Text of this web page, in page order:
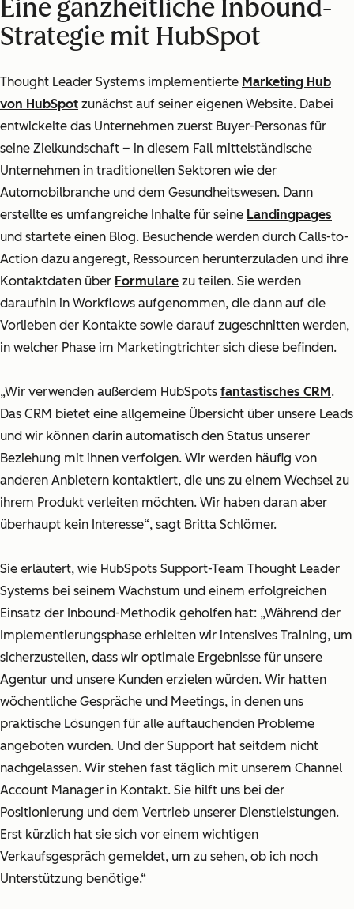
Eine ganzheitliche Inbound-
Strategie mit HubSpot
Thought Leader Systems implementierte Marketing Hub
von HubSpot zunächst auf seiner eigenen Website. Dabei
entwickelte das Unternehmen zuerst Buyer-Personas für
seine Zielkundschaft – in diesem Fall mittelständische
Unternehmen in traditionellen Sektoren wie der
Automobilbranche und dem Gesundheitswesen. Dann
erstellte es umfangreiche Inhalte für seine Landingpages
und startete einen Blog. Besuchende werden durch Calls-to-
Action dazu angeregt, Ressourcen herunterzuladen und ihre
Kontaktdaten über Formulare zu teilen. Sie werden
daraufhin in Workflows aufgenommen, die dann auf die
Vorlieben der Kontakte sowie darauf zugeschnitten werden,
in welcher Phase im Marketingtrichter sich diese befinden.
„Wir verwenden außerdem HubSpots fantastisches CRM .
Das CRM bietet eine allgemeine Übersicht über unsere Leads
und wir können darin automatisch den Status unserer
Beziehung mit ihnen verfolgen. Wir werden häufig von
anderen Anbietern kontaktiert, die uns zu einem Wechsel zu
ihrem Produkt verleiten möchten. Wir haben daran aber
überhaupt kein Interesse“, sagt Britta Schlömer.
Sie erläutert, wie HubSpots Support-Team Thought Leader
Systems bei seinem Wachstum und einem erfolgreichen
Einsatz der Inbound-Methodik geholfen hat: „Während der
Implementierungsphase erhielten wir intensives Training, um
sicherzustellen, dass wir optimale Ergebnisse für unsere
Agentur und unsere Kunden erzielen würden. Wir hatten
wöchentliche Gespräche und Meetings, in denen uns
praktische Lösungen für alle auftauchenden Probleme
angeboten wurden. Und der Support hat seitdem nicht
nachgelassen. Wir stehen fast täglich mit unserem Channel
Account Manager in Kontakt. Sie hilft uns bei der
Positionierung und dem Vertrieb unserer Dienstleistungen.
Erst kürzlich hat sie sich vor einem wichtigen
Verkaufsgespräch gemeldet, um zu sehen, ob ich noch
Unterstützung benötige.“